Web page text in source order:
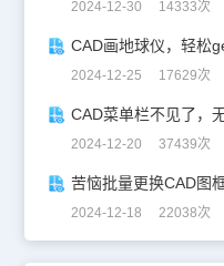
2024-12-30 14333次
CAD画地球仪，轻松
2024-12-25 17629次
CAD菜单栏不见了，
2024-12-20 37439次
苦恼批量更换CAD图
2024-12-18 22038次